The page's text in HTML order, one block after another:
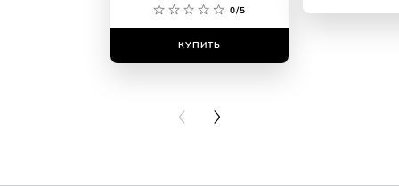
0/5
КУПИТЬ
PREVIOUS CARD
NEXT CARD